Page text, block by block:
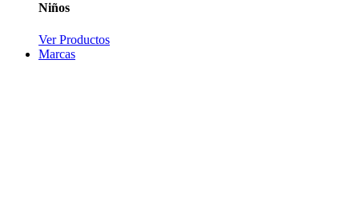
Niños
Ver Productos
Marcas